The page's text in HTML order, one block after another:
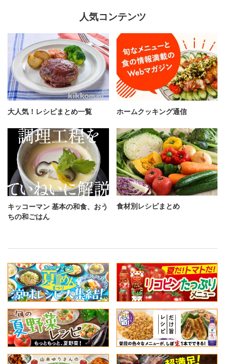
人気コンテンツ
大人気！レシピまとめ一覧 ホームクッキング通信
キッコーマン 基本の和食、おう
ちの和ごはん
食材別レシピまとめ